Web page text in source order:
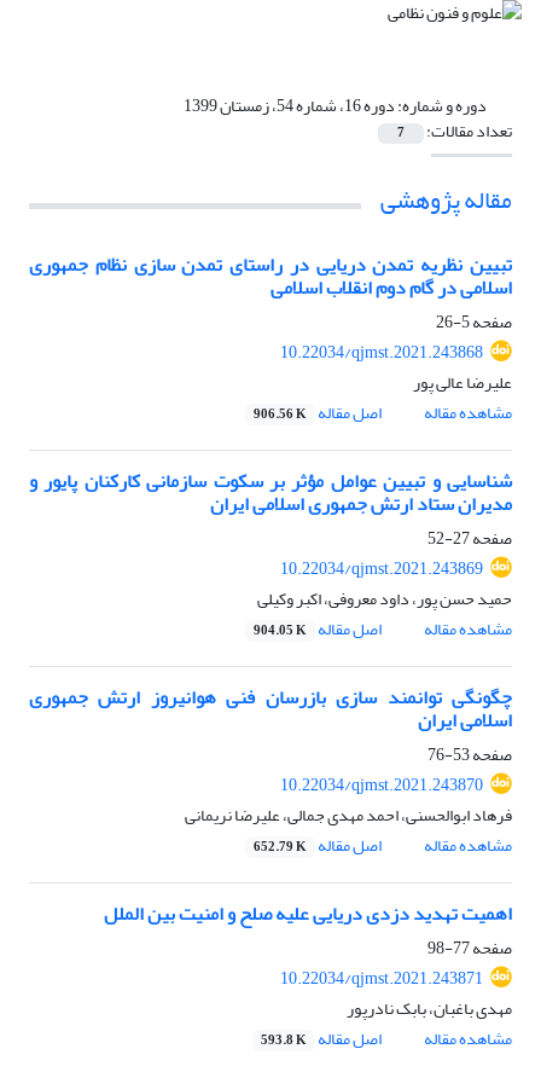
دوره و شماره:دوره 16، شماره 54، زمستان 1399
تعداد مقالات: 7
مقاله پژوهشی
تبیین نظریه تمدن دریایی در راستای تمدن سازی نظام جمهوری
اسلامی در گام دوم انقلاب اسلامی
صفحه5-26
10.22034/qjmst.2021.243868
علیرضا عالی پور
مشاهده مقاله
اصل مقاله 906.56 K
شناسایی و تبیین عوامل مؤثر بر سکوت سازمانی کارکنان پایور و
مدیران ستاد ارتش جمهوری اسلامی ایران
صفحه27-52
10.22034/qjmst.2021.243869
حمید حسن پور، داود معروفی، اکبر وکیلی
مشاهده مقاله
اصل مقاله 904.05 K
چگونگی توانمند سازی بازرسان فنی هوانیروز ارتش جمهوری
اسلامی ایران
صفحه53-76
10.22034/qjmst.2021.243870
فرهاد ابوالحسنی، احمد مهدی جمالی، علیرضا نریمانی
مشاهده مقاله
اصل مقاله 652.79 K
اهمیت تهدید دزدی دریایی علیه صلح و امنیت بین الملل
صفحه77-98
10.22034/qjmst.2021.243871
مهدی باغبان، بابک نادرپور
مشاهده مقاله
اصل مقاله 593.8 K